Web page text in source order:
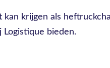
krijgen als
bieden.